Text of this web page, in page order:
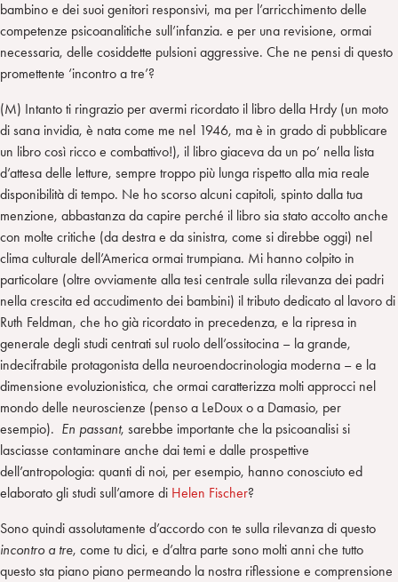
bambino e dei suoi genitori responsivi, ma per l’arricchimento delle
competenze psicoanalitiche sull’infanzia. e per una revisione, ormai
necessaria, delle cosiddette pulsioni aggressive. Che ne pensi di questo
promettente ‘incontro a tre’?
(M) Intanto ti ringrazio per avermi ricordato il libro della Hrdy (un moto
di sana invidia, è nata come me nel 1946, ma è in grado di pubblicare
un libro così ricco e combattivo!), il libro giaceva da un po’ nella lista
d’attesa delle letture, sempre troppo più lunga rispetto alla mia reale
disponibilità di tempo. Ne ho scorso alcuni capitoli, spinto dalla tua
menzione, abbastanza da capire perché il libro sia stato accolto anche
con molte critiche (da destra e da sinistra, come si direbbe oggi) nel
clima culturale dell’America ormai trumpiana. Mi hanno colpito in
particolare (oltre ovviamente alla tesi centrale sulla rilevanza dei padri
nella crescita ed accudimento dei bambini) il tributo dedicato al lavoro di
Ruth Feldman, che ho già ricordato in precedenza, e la ripresa in
generale degli studi centrati sul ruolo dell’ossitocina – la grande,
indecifrabile protagonista della neuroendocrinologia moderna – e la
dimensione evoluzionistica, che ormai caratterizza molti approcci nel
mondo delle neuroscienze (penso a LeDoux o a Damasio, per
esempio). En passant, sarebbe importante che la psicoanalisi si
lasciasse contaminare anche dai temi e dalle prospettive
dell’antropologia: quanti di noi, per esempio, hanno conosciuto ed
elaborato gli studi sull’amore di Helen Fischer?
Sono quindi assolutamente d’accordo con te sulla rilevanza di questo
incontro a tre, come tu dici, e d’altra parte sono molti anni che tutto
questo sta piano piano permeando la nostra riflessione e comprensione